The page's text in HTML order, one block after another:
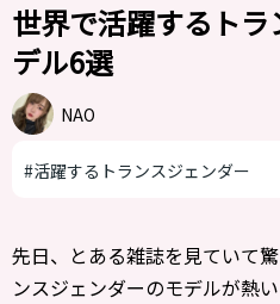
世界で活躍するト
デル6選
NAO
#活躍するトランスジェンダー
先日、とある雑誌を見ていて
ンスジェンダーのモデルが熱